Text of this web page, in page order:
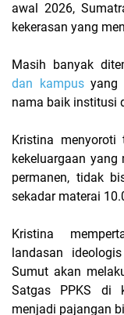
awal 2026,
kekerasan yang
Masih banyak
dan kampusyang
nama baik institusi
​Kristina menyoroti
kekeluargaan yang
permanen, tidak
sekadar materai
​Kristina
landasan ideologis
Sumut akan
Satgas PPKS di
menjadi pajangan